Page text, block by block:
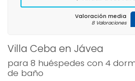
Villa Ceba en Jávea
para 8 huéspedes con 4
de baño
Valoración media
8 Valoraciones